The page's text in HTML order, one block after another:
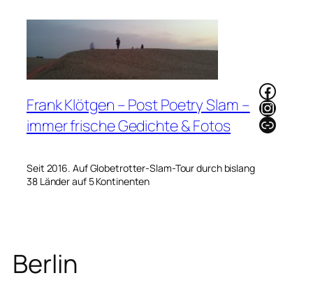
Frank Klötgen – Post Poetry Slam –
immer frische Gedichte & Fotos
Seit 2016. Auf Globetrotter-Slam-Tour durch bislang
38 Länder auf 5 Kontinenten
Link
Berlin